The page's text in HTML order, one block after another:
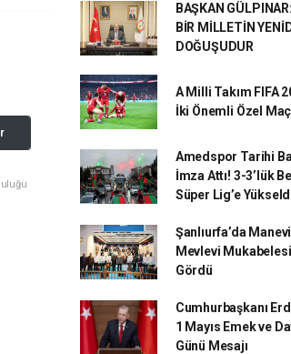
BAŞKAN
BİR MİLLETİN
DOĞUŞUDUR
A Milli Takım FIFA
İki Önemli Özel
Amedspor Tarihi
İmza Attı! 3-3’lük
Süper Lig’e
Şanlıurfa’da
Mevlevi
Gördü
Cumhurbaşkanı
1 Mayıs Emek ve
Günü Mesajı